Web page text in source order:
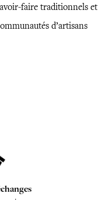
faire traditionnels
d’artisans